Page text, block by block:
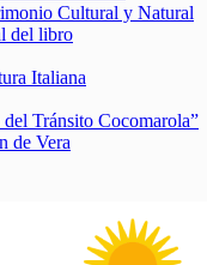
Cultural y Natural
del libro
Italiana
Tránsito Cocomarola”
de Vera